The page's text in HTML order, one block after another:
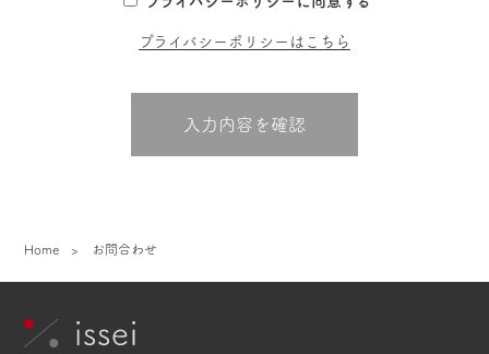
プライバシーポリシーはこちら
Home お問合わせ